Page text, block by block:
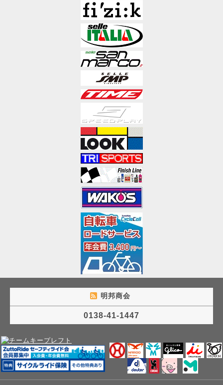
明邦商会
0138-41-1447